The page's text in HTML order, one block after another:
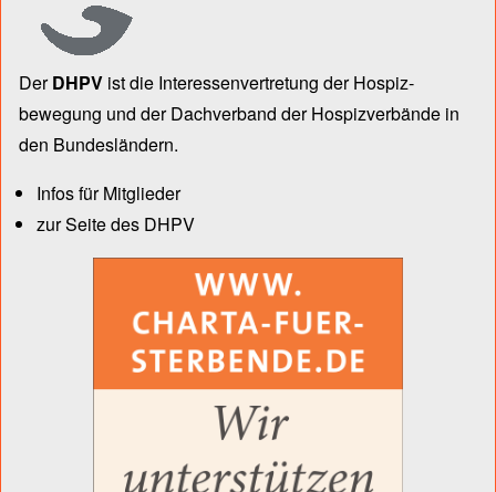
DerDHPV ist die Inter­essen­ver­tre­tung der Hospiz­
bewegung und der Dach­verband der Hospiz­verbände in
den Bun­des­län­dern.
Infos für Mitglieder
zur Seite des DHPV